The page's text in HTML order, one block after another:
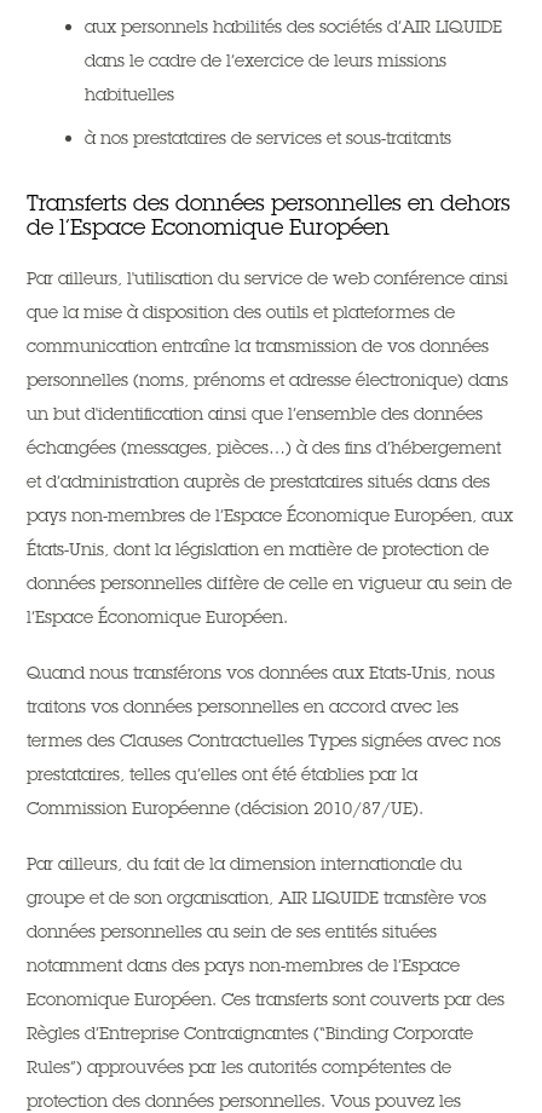
aux personnels habilités des sociétés d’AIR LIQUIDE
dans le cadre de l’exercice de leurs missions
habituelles
à nos prestataires de services et sous-traitants
Transferts des données personnelles en dehors
de l’Espace Economique Européen
Par ailleurs, l'utilisation du service de web conférence ainsi
que la mise à disposition des outils et plateformes de
communication entraîne la transmission de vos données
personnelles (noms, prénoms et adresse électronique) dans
un but d'identification ainsi que l’ensemble des données
échangées (messages, pièces…) à des fins d’hébergement
et d’administration auprès de prestataires situés dans des
pays non-membres de l’Espace Économique Européen, aux
États-Unis, dont la législation en matière de protection de
données personnelles diffère de celle en vigueur au sein de
l’Espace Économique Européen.
Quand nous transférons vos données aux Etats-Unis, nous
traitons vos données personnelles en accord avec les
termes des Clauses Contractuelles Types signées avec nos
prestataires, telles qu’elles ont été établies par la
Commission Européenne (décision 2010/87/UE).
Par ailleurs, du fait de la dimension internationale du
groupe et de son organisation, AIR LIQUIDE transfère vos
données personnelles au sein de ses entités situées
notamment dans des pays non-membres de l’Espace
Economique Européen. Ces transferts sont couverts par des
Règles d’Entreprise Contraignantes (“Binding Corporate
Rules”) approuvées par les autorités compétentes de
protection des données personnelles. Vous pouvez les